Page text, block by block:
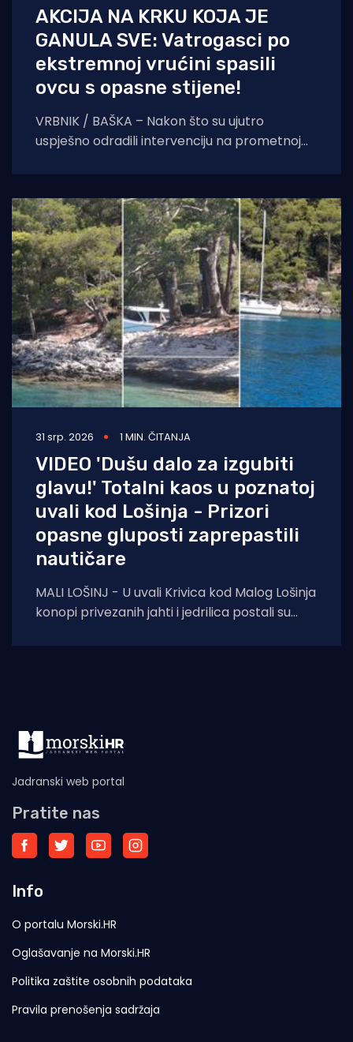
AKCIJA NA KRKU KOJA JE
GANULA SVE: Vatrogasci po
ekstremnoj vrućini spasili
ovcu s opasne stijene!
VRBNIK / BAŠKA – Nakon što su ujutro
uspješno odradili intervenciju na prometnoj
31 srp. 2026 1 MIN. ČITANJA
VIDEO 'Dušu dalo za izgubiti
glavu!' Totalni kaos u poznatoj
uvali kod Lošinja - Prizori
opasne gluposti zaprepastili
nautičare
MALI LOŠINJ - U uvali Krivica kod Malog Lošinja
konopi privezanih jahti i jedrilica postali su
Jadranski web portal
Pratite nas
Info
O portalu Morski.HR
Oglašavanje na Morski.HR
Politika zaštite osobnih podataka
Pravila prenošenja sadržaja